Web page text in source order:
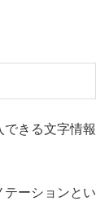
きる文字情報
テーションとい